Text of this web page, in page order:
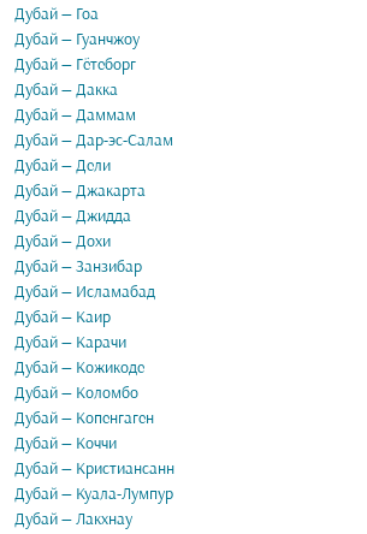
Дубай — Гоа
Дубай — Гуанчжоу
Дубай — Гётеборг
Дубай — Дакка
Дубай — Даммам
Дубай — Дар-эс-Салам
Дубай — Дели
Дубай — Джакарта
Дубай — Джидда
Дубай — Дохи
Дубай — Занзибар
Дубай — Исламабад
Дубай — Каир
Дубай — Карачи
Дубай — Кожикоде
Дубай — Коломбо
Дубай — Копенгаген
Дубай — Коччи
Дубай — Кристиансанн
Дубай — Куала-Лумпур
Дубай — Лакхнау